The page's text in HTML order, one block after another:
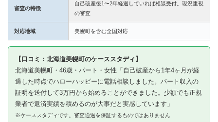
審査の特徴
自己破産後1〜2年経過していれば相談受付。現況重視
の審査
対応地域 美幌町を含む全国対応
【口コミ：北海道美幌町のケーススタディ】
北海道美幌町・46歳・パート・女性「自己破産から1年4ヶ月が経
過した時点でハローハッピーに電話相談しました。パート収入の
証明を送付して3万円から始めることができました。少額でも正規
業者で返済実績を積めるのが大事だと実感しています」
※ケーススタディです。審査通過を保証するものではありません